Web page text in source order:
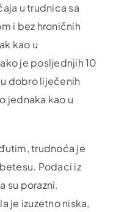
u trudnica sa
i bez hroničnih
kao u
je posljednjih 10
dobro liječenih
jednaka kao u
trudnoća je
Podaci iz
su porazni.
je izuzetno niska,